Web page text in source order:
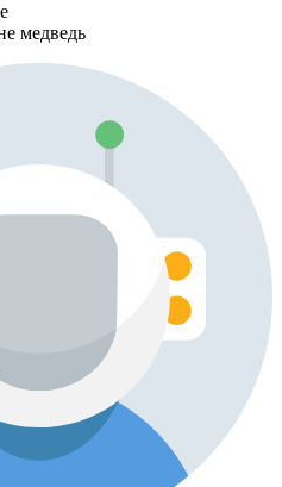
медведь